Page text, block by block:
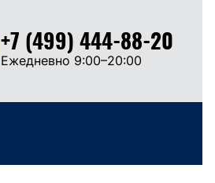
+7 (499) 444-88-20
Ежедневно 9:00–20:00